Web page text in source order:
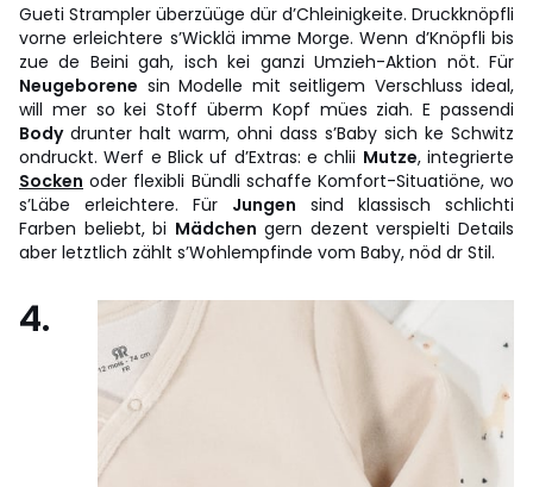
Gueti Strampler überzüüge dür d’Chleinigkeite. Druckknöpfli
vorne erleichtere s’Wicklä imme Morge. Wenn d’Knöpfli bis
zue de Beini gah, isch kei ganzi Umzieh-Aktion nöt. Für
Neugeborene sin Modelle mit seitligem Verschluss ideal,
will mer so kei Stoff überm Kopf mües ziah. E passendi
Bodydrunter halt warm, ohni dass s’Baby sich ke Schwitz
ondruckt. Werf e Blick uf d’Extras: e chlii Mutze, integrierte
Socken oder flexibli Bündli schaffe Komfort-Situatiöne, wo
s’Läbe erleichtere. Für Jungen sind klassisch schlichti
Farben beliebt, bi Mädchen gern dezent verspielti Details
aber letztlich zählt s’Wohlempfinde vom Baby, nöd dr Stil.
4.